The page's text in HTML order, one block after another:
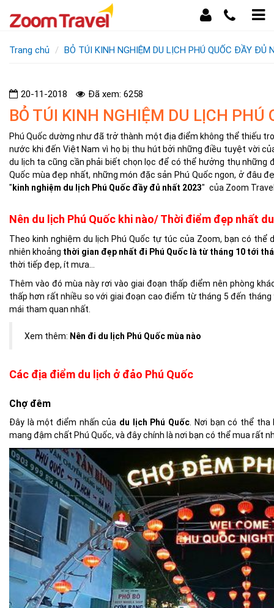
Trang chủ BỎ TÚI KINH NGHIỆM DU LỊCH PHÚ QUỐC ĐẦY ĐỦ
20-11-2018 Đã xem: 6258
BỎ TÚI KINH NGHIỆM DU LỊCH
Phú Quốc dường như đã trở thành một địa điểm không thể thiếu
nước khi đến Việt Nam vì họ bị thu hút bởi những điều tuyệt vời
du lịch ta cũng cần phải biết chọn lọc để có thể hưởng thụ
Quốc mùa đẹp nhất, những món đặc sản Phú Quốc ngon, ở đâu
" kinh nghiệm du lịch Phú Quốc đầy đủ nhất 2023" của Zoom
Nên du lịch Phú Quốc khi nào/ Thời điểm đẹp nhất
Theo kinh nghiệm du lịch Phú Quốc tự túc của Zoom, bạn có thể
nhiên khoảng thời gian đẹp nhất đi Phú Quốc là từ tháng 10 tới
thời tiếp đẹp, ít mưa…
Thêm vào đó mùa này rơi vào giai đoạn thấp điểm nên phòng
thấp hơn rất nhiều so với giai đoạn cao điểm từ tháng 5 đến
mái tham quan nhất.
Xem thêm: Nên đi du lịch Phú Quốc mùa nào
Các địa điểm du lịch ở đảo Phú Quốc
Chợ đêm
Đây là mộtđiểm nhấn của du lịch Phú Quốc . Nơi bạn có thể
mang đậm chất Phú Quốc, và đây chính là nơi bạn có thể mua rất